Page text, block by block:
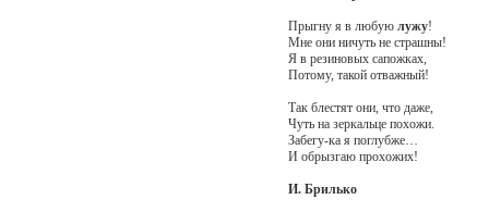
Прыгну я в любую лужу!
Мне они ничуть не страшны!
Я в резиновых сапожках,
Потому, такой отважный!
Так блестят они, что даже,
Чуть на зеркальце похожи.
Забегу-ка я поглубже…
И обрызгаю прохожих!
И. Брилько